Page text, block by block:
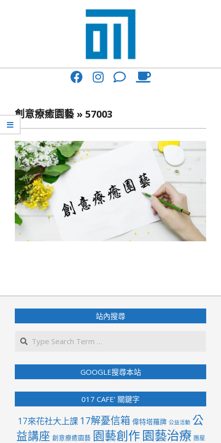
017
與
你
一
起
咖
啡
館
創意療癒園藝 » 57003
12-
21
站內搜尋
GOOGLE搜尋本站
017 CAFE’ 關鍵字
17來花社大上課 17解憂信箱 偉特塔羅牌 公益活動 公
益講座 創意療癒園藝 園藝創作 園藝治療 團屋